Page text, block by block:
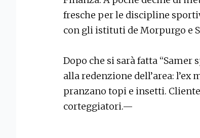
fresche per le discipline
con gli istituti de Morpurgo e
Dopo che si sarà fatta “Samer
alla redenzione dell’area: l’ex
pranzano topi e insetti.
corteggiatori.—